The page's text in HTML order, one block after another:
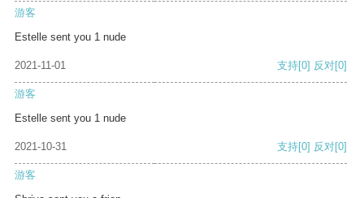
游客
Estelle sent you 1 nude
2021-11-01 支持[0] 反对[0]
游客
Estelle sent you 1 nude
2021-10-31 支持[0] 反对[0]
游客